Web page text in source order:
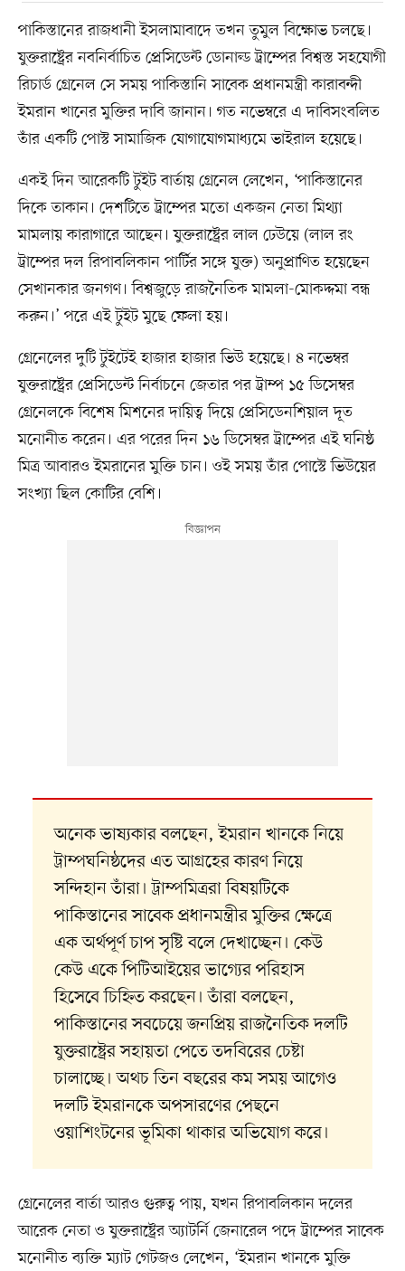
পাকিস্তানের রাজধানী ইসলামাবাদে তখন তুমুল বিক্ষোভ চলছে।
যুক্তরাষ্ট্রের নবনির্বাচিত প্রেসিডেন্ট ডোনাল্ড ট্রাম্পের বিশ্বস্ত সহযোগী
রিচার্ড গ্রেনেল সে সময় পাকিস্তানি সাবেক প্রধানমন্ত্রী কারাবন্দী
ইমরান খানের মুক্তির দাবি জানান। গত নভেম্বরে এ দাবিসংবলিত
তাঁর একটি পোস্ট সামাজিক যোগাযোগমাধ্যমে ভাইরাল হয়েছে।
একই দিন আরেকটি টুইট বার্তায় গ্রেনেল লেখেন, ‘পাকিস্তানের
দিকে তাকান। দেশটিতে ট্রাম্পের মতো একজন নেতা মিথ্যা
মামলায় কারাগারে আছেন। যুক্তরাষ্ট্রের লাল ঢেউয়ে (লাল রং
ট্রাম্পের দল রিপাবলিকান পার্টির সঙ্গে যুক্ত) অনুপ্রাণিত হয়েছেন
সেখানকার জনগণ। বিশ্বজুড়ে রাজনৈতিক মামলা-মোকদ্দমা বন্ধ
করুন।’ পরে এই টুইট মুছে ফেলা হয়।
গ্রেনেলের দুটি টুইটেই হাজার হাজার ভিউ হয়েছে। ৪ নভেম্বর
যুক্তরাষ্ট্রের প্রেসিডেন্ট নির্বাচনে জেতার পর ট্রাম্প ১৫ ডিসেম্বর
গ্রেনেলকে বিশেষ মিশনের দায়িত্ব দিয়ে প্রেসিডেনশিয়াল দূত
মনোনীত করেন। এর পরের দিন ১৬ ডিসেম্বর ট্রাম্পের এই ঘনিষ্ঠ
মিত্র আবারও ইমরানের মুক্তি চান। ওই সময় তাঁর পোস্টে ভিউয়ের
সংখ্যা ছিল কোটির বেশি।
অনেক ভাষ্যকার বলছেন, ইমরান খানকে নিয়ে
ট্রাম্পঘনিষ্ঠদের এত আগ্রহের কারণ নিয়ে
সন্দিহান তাঁরা। ট্রাম্পমিত্ররা বিষয়টিকে
পাকিস্তানের সাবেক প্রধানমন্ত্রীর মুক্তির ক্ষেত্রে
এক অর্থপূর্ণ চাপ সৃষ্টি বলে দেখাচ্ছেন। কেউ
কেউ একে পিটিআইয়ের ভাগ্যের পরিহাস
হিসেবে চিহ্নিত করছেন। তাঁরা বলছেন,
পাকিস্তানের সবচেয়ে জনপ্রিয় রাজনৈতিক দলটি
যুক্তরাষ্ট্রের সহায়তা পেতে তদবিরের চেষ্টা
চালাচ্ছে। অথচ তিন বছরের কম সময় আগেও
দলটি ইমরানকে অপসারণের পেছনে
ওয়াশিংটনের ভূমিকা থাকার অভিযোগ করে।
গ্রেনেলের বার্তা আরও গুরুত্ব পায়, যখন রিপাবলিকান দলের
আরেক নেতা ও যুক্তরাষ্ট্রের অ্যাটর্নি জেনারেল পদে ট্রাম্পের সাবেক
মনোনীত ব্যক্তি ম্যাট গেটজও লেখেন, ‘ইমরান খানকে মুক্তি